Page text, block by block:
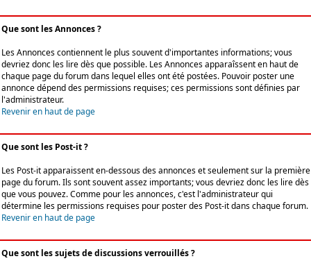
Que sont les Annonces ?
Les Annonces contiennent le plus souvent d'importantes informations; vous
devriez donc les lire dès que possible. Les Annonces apparaîssent en haut de
chaque page du forum dans lequel elles ont été postées. Pouvoir poster une
annonce dépend des permissions requises; ces permissions sont définies par
l'administrateur.
Revenir en haut de page
Que sont les Post-it ?
Les Post-it apparaissent en-dessous des annonces et seulement sur la première
page du forum. Ils sont souvent assez importants; vous devriez donc les lire dès
que vous pouvez. Comme pour les annonces, c'est l'administrateur qui
détermine les permissions requises pour poster des Post-it dans chaque forum.
Revenir en haut de page
Que sont les sujets de discussions verrouillés ?